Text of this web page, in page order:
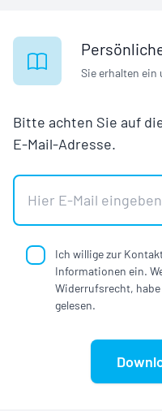
Sie erhalten ein
Bitte achten Sie auf
E-Mail-Adresse.
Ich willige zur
Informationen ein.
Widerrufsrecht,
gelesen.